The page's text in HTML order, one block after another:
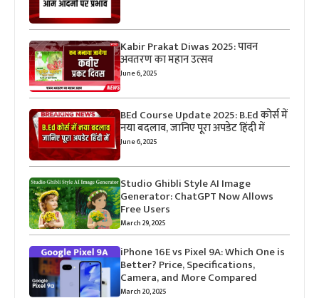
Kabir Prakat Diwas 2025: पावन
अवतरण का महान उत्सव
June 6, 2025
BEd Course Update 2025: B.Ed कोर्स में
नया बदलाव, जानिए पूरा अपडेट हिंदी में
June 6, 2025
Studio Ghibli Style AI Image
Generator: ChatGPT Now Allows
Free Users
March 29, 2025
iPhone 16E vs Pixel 9A: Which One is
Better? Price, Specifications,
Camera, and More Compared
March 20, 2025